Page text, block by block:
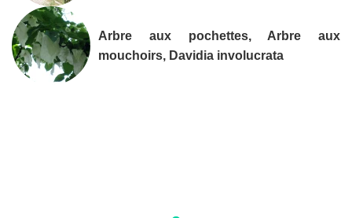
Arbre aux pochettes, Arbre aux
mouchoirs, Davidia involucrata